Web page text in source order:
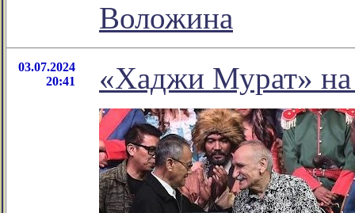
Воложина
03.07.2024
20:41
«Хаджи Мурат» на